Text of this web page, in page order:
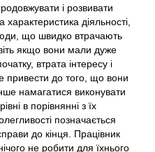
і розвивати
діяльності,
що швидко втрачають
якщо вони мали дуже
втрата інтересу і
привести до того, що вони
намагатися виконувати
в порівнянні з їх
позначається
до кінця. Працівник
не робити для їхнього